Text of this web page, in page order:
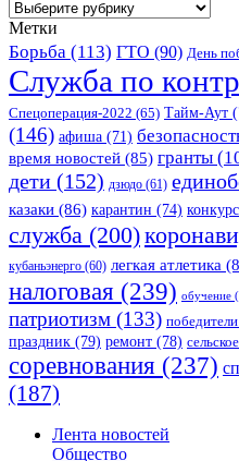
Разделы:
Метки
Борьба (113) ГТО (90) День
Служба по
Спецоперация-2022 (65) Тайм-Аут
(146) афиша (71)
время новостей (85) гранты
дети (152) дзюдо (61)
казаки (86) карантин (74) конкурс
служба (200)
кубаньэнерго (60) легкая атлетика
налоговая (239) обучение
патриотизм (133) победители
праздник (79) ремонт (78)
соревнования (237)
(187)
Лента новостей
Общество